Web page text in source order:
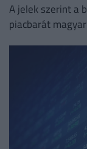
A jelek szerint a
piacbarát